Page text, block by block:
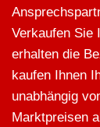
Verkaufen Sie
erhalten die
kaufen Ihnen
unabhängig
Marktpreisen